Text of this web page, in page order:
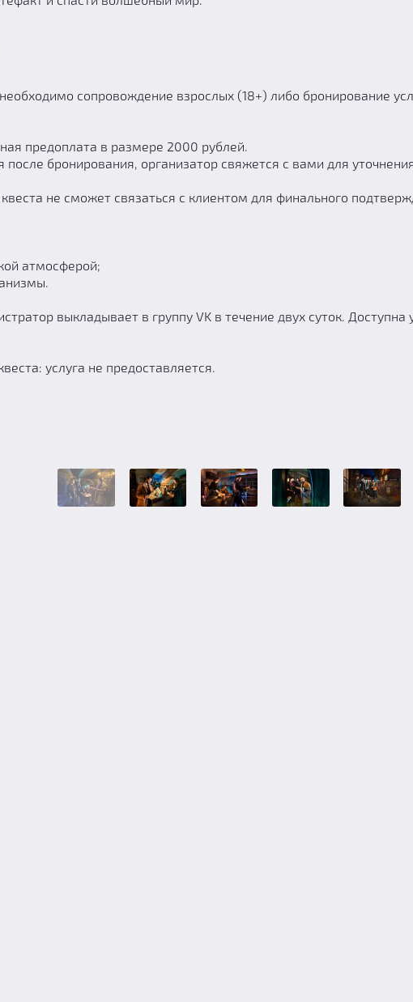
сопровождение взрослых (18+) либо бронирование
предоплата в размере 2000 рублей.
после бронирования, организатор свяжется с вами для
не сможет связаться с клиентом для финального
атмосферой;
выкладывает в группу VK в течение двух суток.
услуга не предоставляется.